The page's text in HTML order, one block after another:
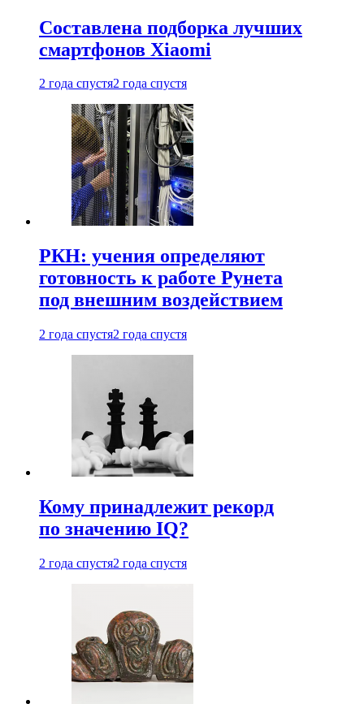
Составлена подборка лучших
смартфонов Xiaomi
2 года спустя2 года спустя
РКН: учения определяют
готовность к работе Рунета
под внешним воздействием
2 года спустя2 года спустя
Кому принадлежит рекорд
по значению IQ?
2 года спустя2 года спустя